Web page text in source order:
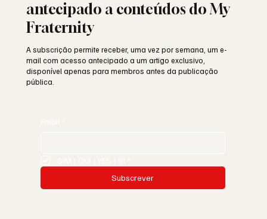
antecipado a conteúdos do My
Fraternity
A subscrição permite receber, uma vez por semana, um e-
mail com acesso antecipado a um artigo exclusivo,
disponível apenas para membros antes da publicação
pública.
Subscrever